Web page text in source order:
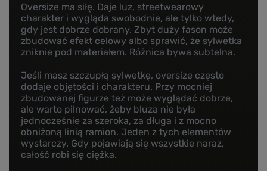
Oversize ma siłę. Daje luz, streetwearowy
charakter i wygląda swobodnie, ale tylko wtedy,
gdy jest dobrze dobrany. Zbyt duży fason może
zbudować efekt celowy albo sprawić, że sylwetka
zniknie pod materiałem. Różnica bywa subtelna.
Jeśli masz szczupłą sylwetkę, oversize często
dodaje objętości i charakteru. Przy mocniej
zbudowanej figurze też może wyglądać dobrze,
ale warto pilnować, żeby bluza nie była
jednocześnie za szeroka, za długa i z mocno
obniżoną linią ramion. Jeden z tych elementów
wystarczy. Gdy pojawiają się wszystkie naraz,
całość robi się ciężka.